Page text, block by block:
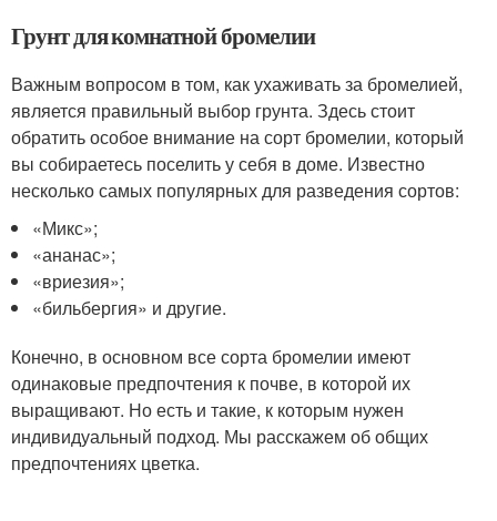
Грунт для комнатной бромелии
Важным вопросом в том, как ухаживать за бромелией,
является правильный выбор грунта. Здесь стоит
обратить особое внимание на сорт бромелии, который
вы собираетесь поселить у себя в доме. Известно
несколько самых популярных для разведения сортов:
«Микс»;
«ананас»;
«вриезия»;
«бильбергия» и другие.
Конечно, в основном все сорта бромелии имеют
одинаковые предпочтения к почве, в которой их
выращивают. Но есть и такие, к которым нужен
индивидуальный подход. Мы расскажем об общих
предпочтениях цветка.